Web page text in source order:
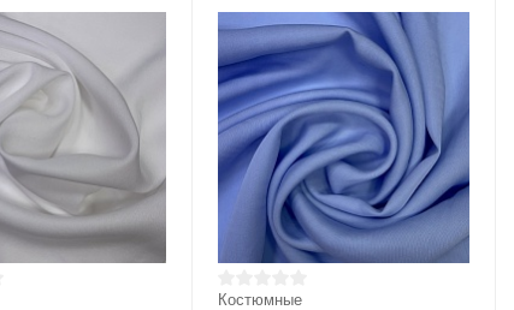
Костюмные